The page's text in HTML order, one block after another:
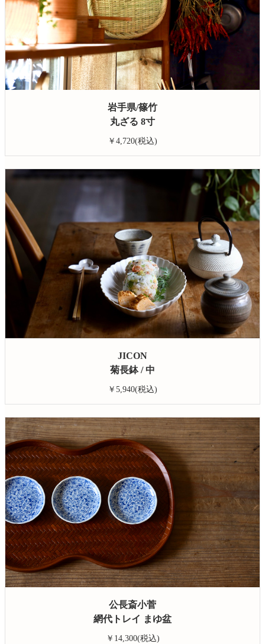
岩手県/篠竹
丸ざる 8寸
￥4,720(税込)
JICON
菊長鉢 / 中
￥5,940(税込)
公長斎小菅
網代トレイ まゆ盆
￥14,300(税込)